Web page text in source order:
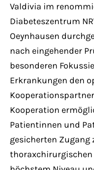
Valdivia im
Diabeteszentrum
Oeynhausen
nach eingehender
besonderen
Erkrankungen den
Kooperation
Patientinnen und
gesicherten